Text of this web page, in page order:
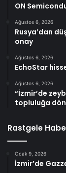
ON
Ağustos 6, 2026
Rusya’dan
onay
Ağustos 6, 2026
EchoStar
Ağustos 6, 2026
“İzmir’de
topluluğa
Rastgele
Ocak 9, 2026
İzmir’de